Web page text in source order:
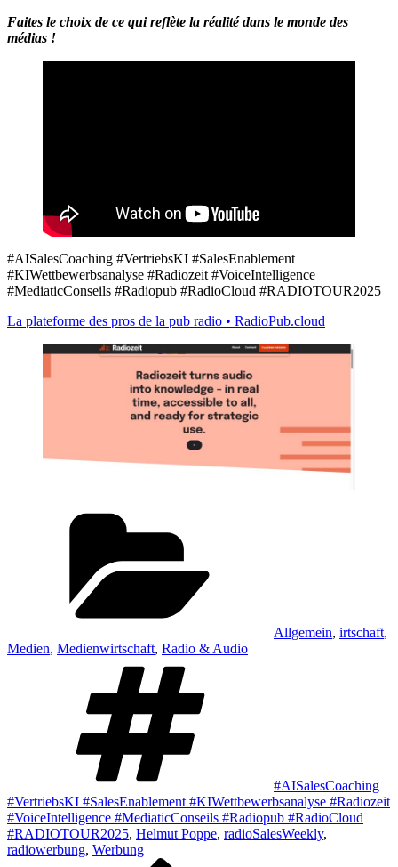
Faites le choix de ce qui reflète la réalité dans le monde des
médias !
#AISalesCoaching #VertriebsKI #SalesEnablement
#KIWettbewerbsanalyse #Radiozeit #VoiceIntelligence
#MediaticConseils #Radiopub #RadioCloud #RADIOTOUR2025
La plateforme des pros de la pub radio • RadioPub.cloud
Allgemein, irtschaft,
Medien, Medienwirtschaft, Radio & Audio
#AISalesCoaching
#VertriebsKI #SalesEnablement #KIWettbewerbsanalyse #Radiozeit
#VoiceIntelligence #MediaticConseils #Radiopub #RadioCloud
#RADIOTOUR2025, Helmut Poppe, radioSalesWeekly,
radiowerbung, Werbung